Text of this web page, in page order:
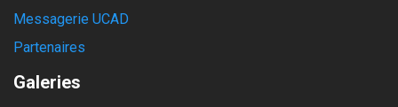
Messagerie UCAD
Partenaires
Galeries